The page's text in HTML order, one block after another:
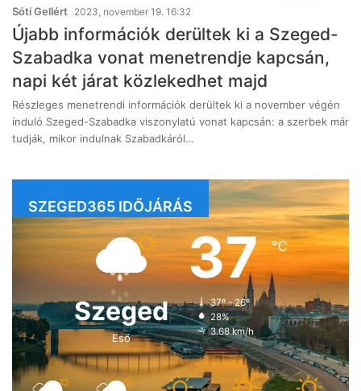
Sóti Gellért 2023, november 19. 16:32
Újabb információk derültek ki a Szeged-
Szabadka vonat menetrendje kapcsán,
napi két járat közlekedhet majd
Részleges menetrendi információk derültek ki a november végén
induló Szeged-Szabadka viszonylatú vonat kapcsán: a szerbek már
tudják, mikor indulnak Szabadkáról…
SZEGED365 IDŐJÁRÁS
Szeged
Eső
37℃
37º - 26º
28%
3.68 km/h